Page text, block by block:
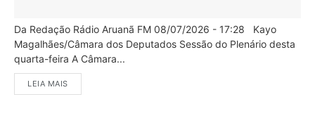
Da Redação Rádio Aruanã FM 08/07/2026 - 17:28 Kayo
Magalhães/Câmara dos Deputados Sessão do Plenário desta
quarta-feira A Câmara...
LEIA MAIS